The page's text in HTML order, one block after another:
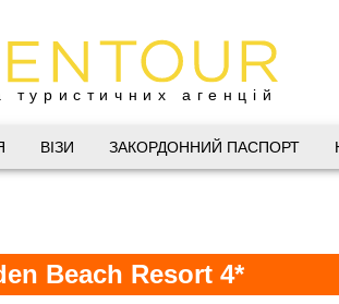
туристичних агенцій
Дніпро
ВІЗИ ЗАКОРДОННИЙ ПАСПОРТ
Beach Resort 4*